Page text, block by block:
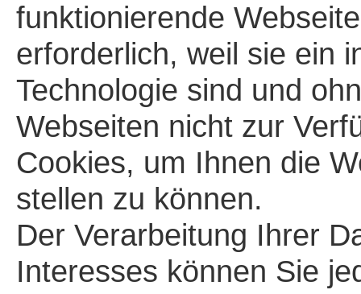
funktionierende
erforderlich, weil sie ein
Technologie sind und
Webseiten nicht zur
Cookies, um Ihnen die
stellen zu können.
Der Verarbeitung Ihrer
Interesses können Sie